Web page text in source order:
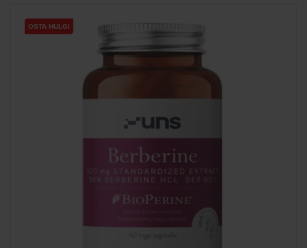
OSTA HULGI
OSTA HULGI